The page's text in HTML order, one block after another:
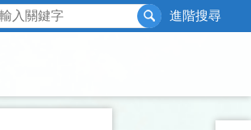
進階搜尋